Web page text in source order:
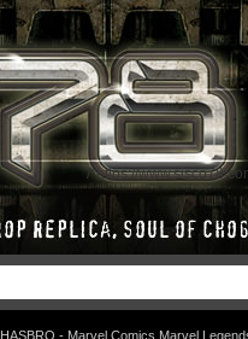
/*https://
HASBRO - Marvel Comics Marvel